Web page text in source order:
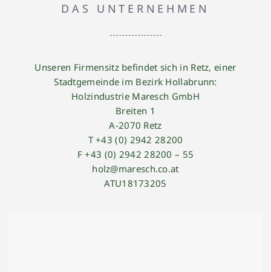
DAS UNTERNEHMEN
Unseren Firmensitz befindet sich in Retz, einer
Stadtgemeinde im Bezirk Hollabrunn:
Holzindustrie Maresch GmbH
Breiten 1
A-2070 Retz
T +43 (0) 2942 28200
F +43 (0) 2942 28200 – 55
holz@maresch.co.at
ATU18173205